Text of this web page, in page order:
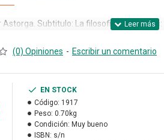
Subtitulo: La filosofia de la praxis:
(0) Opiniones - Escribir un comentario
EN STOCK
Código: 1917
Peso: 0.70kg
Condición: Muy bueno
ISBN: s/n